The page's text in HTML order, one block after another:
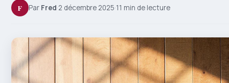
F Par Fred·2 décembre 2025·11 min de lecture